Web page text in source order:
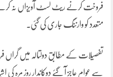
فروخت کرنے ریٹ لسٹ آویزاں نہ
متعدد کو وارننگ جاری کی گئی۔
تفصیلات کے مطابق دولتالہ میں گراں
سے عوام عاجز آ گئے دوکاندار روز مرہ کی